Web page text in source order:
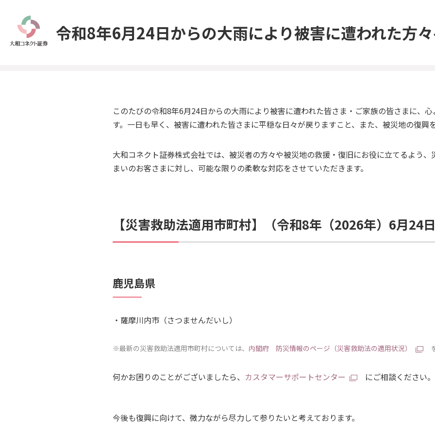
令和8年6月24日からの大雨により被害に遭われた方
このたびの令和8年6月24日からの大雨により被害に遭われた皆さま・ご家族の皆さまに、
す。一日も早く、被害に遭われた皆さまに平穏な日々が戻りますこと、また、被災地の復興
大和コネクト証券株式会社では、被災者の方々や被災地の救援・復旧にお役に立てるよう、
まいのお客さまに対し、可能な限りの柔軟な対応をさせていただきます。
【災害救助法適用市町村】（令和8年（2026年）6月24日
鹿児島県
薩摩川内市（さつませんだいし）
※最新の災害救助法適用市町村については、 内閣府 防災情報のページ（災害救助法の適用状況）
何かお困りのことがございましたら、 カスタマーサポートセンター にご相談ください。
今後も復興に向けて、微力ながら尽力して参りたいと考えております。